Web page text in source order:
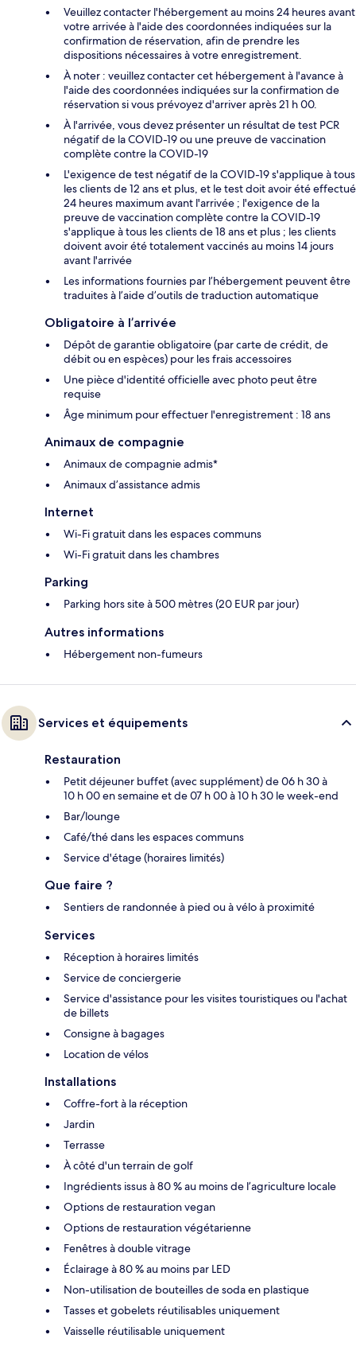
Veuillez contacter l'hébergement au moins 24 heures avant
votre arrivée à l'aide des coordonnées indiquées sur la
confirmation de réservation, afin de prendre les
dispositions nécessaires à votre enregistrement.
À noter : veuillez contacter cet hébergement à l'avance à
l'aide des coordonnées indiquées sur la confirmation de
réservation si vous prévoyez d'arriver après 21 h 00.
À l'arrivée, vous devez présenter un résultat de test PCR
négatif de la COVID-19 ou une preuve de vaccination
complète contre la COVID-19
L'exigence de test négatif de la COVID-19 s'applique à tous
les clients de 12 ans et plus, et le test doit avoir été effectué
24 heures maximum avant l'arrivée ; l'exigence de la
preuve de vaccination complète contre la COVID-19
s'applique à tous les clients de 18 ans et plus ; les clients
doivent avoir été totalement vaccinés au moins 14 jours
avant l'arrivée
Les informations fournies par l’hébergement peuvent être
traduites à l’aide d’outils de traduction automatique
Obligatoire à l’arrivée
Dépôt de garantie obligatoire (par carte de crédit, de
débit ou en espèces) pour les frais accessoires
Une pièce d'identité officielle avec photo peut être
requise
Âge minimum pour effectuer l'enregistrement : 18 ans
Animaux de compagnie
Animaux de compagnie admis*
Animaux d’assistance admis
Internet
Wi-Fi gratuit dans les espaces communs
Wi-Fi gratuit dans les chambres
Parking
Parking hors site à 500 mètres (20 EUR par jour)
Autres informations
Hébergement non-fumeurs
Services et équipements
Restauration
Petit déjeuner buffet (avec supplément) de 06 h 30 à
10 h 00 en semaine et de 07 h 00 à 10 h 30 le week-end
Bar/lounge
Café/thé dans les espaces communs
Service d'étage (horaires limités)
Que faire ?
Sentiers de randonnée à pied ou à vélo à proximité
Services
Réception à horaires limités
Service de conciergerie
Service d'assistance pour les visites touristiques ou l'achat
de billets
Consigne à bagages
Location de vélos
Installations
Coffre-fort à la réception
Jardin
Terrasse
À côté d'un terrain de golf
Ingrédients issus à 80 % au moins de l’agriculture locale
Options de restauration vegan
Options de restauration végétarienne
Fenêtres à double vitrage
Éclairage à 80 % au moins par LED
Non-utilisation de bouteilles de soda en plastique
Tasses et gobelets réutilisables uniquement
Vaisselle réutilisable uniquement